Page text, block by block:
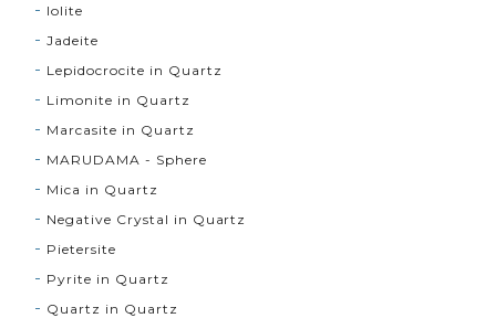
Iolite
Jadeite
Lepidocrocite in Quartz
Limonite in Quartz
Marcasite in Quartz
MARUDAMA - Sphere
Mica in Quartz
Negative Crystal in Quartz
Pietersite
Pyrite in Quartz
Quartz in Quartz